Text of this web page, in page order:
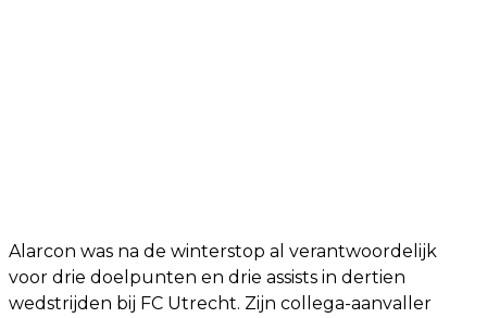
Alarcon was na de winterstop al verantwoordelijk
voor drie doelpunten en drie assists in dertien
wedstrijden bij FC Utrecht. Zijn collega-aanvaller